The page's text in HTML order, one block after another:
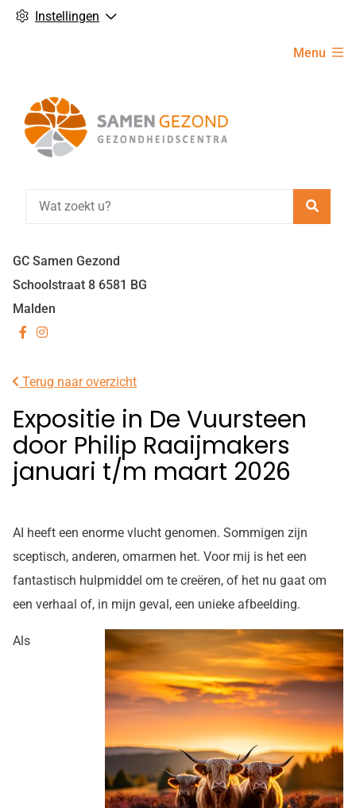
Instellingen
Menu
GC Samen Gezond
Schoolstraat 8 6581 BG
Malden
Bezoek
facebook
Bezoek
Instagram
Terug naar overzicht
Expositie in De Vuursteen
door Philip Raaijmakers
januari t/m maart 2026
AI heeft een enorme vlucht genomen. Sommigen zijn
sceptisch, anderen, omarmen het. Voor mij is het een
fantastisch hulpmiddel om te creëren, of het nu gaat om
een verhaal of, in mijn geval, een unieke afbeelding.
Als